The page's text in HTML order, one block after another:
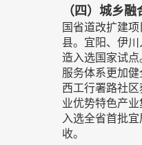
（四）城乡
国省道改扩建
县。宜阳、伊
造入选国家试
服务体系更加
西工行署路社
业优势特色产
入选全省首批
收。